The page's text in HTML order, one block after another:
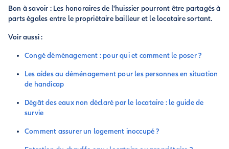
Bon à savoir : Les honoraires de l'huissier pourront être partagés à
parts égales entre le propriétaire bailleur et le locataire sortant.
Voir aussi :
Congé déménagement : pour qui et comment le poser ?
Les aides au déménagement pour les personnes en situation
de handicap
Dégât des eaux non déclaré par le locataire : le guide de
survie
Comment assurer un logement inoccupé ?